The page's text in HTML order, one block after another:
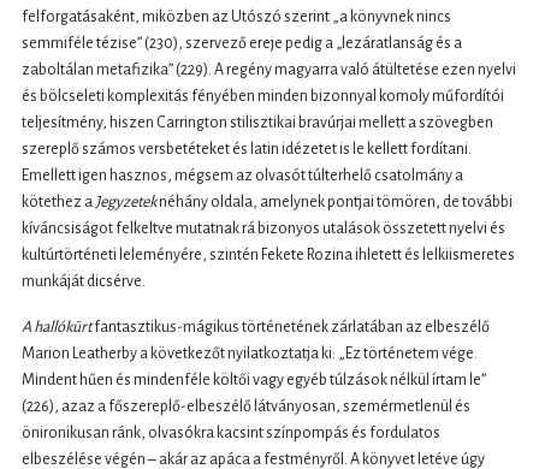
felforgatásaként, miközben az Utószó szerint „a könyvnek nincs
semmiféle tézise” (230), szervező ereje pedig a „lezáratlanság és a
zaboltálan metafizika” (229). A regény magyarra való átültetése ezen nyelvi
és bölcseleti komplexitás fényében minden bizonnyal komoly műfordítói
teljesítmény, hiszen Carrington stilisztikai bravúrjai mellett a szövegben
szereplő számos versbetéteket és latin idézetet is le kellett fordítani.
Emellett igen hasznos, mégsem az olvasót túlterhelő csatolmány a
kötethez a Jegyzeteknéhány oldala, amelynek pontjai tömören, de további
kíváncsiságot felkeltve mutatnak rá bizonyos utalások összetett nyelvi és
kultúrtörténeti leleményére, szintén Fekete Rozina ihletett és lelkiismeretes
munkáját dicsérve.
A hallókürtfantasztikus-mágikus történetének zárlatában az elbeszélő
Marion Leatherby a következőt nyilatkoztatja ki: „Ez történetem vége.
Mindent hűen és mindenféle költői vagy egyéb túlzások nélkül írtam le”
(226), azaz a főszereplő-elbeszélő látványosan, szemérmetlenül és
önironikusan ránk, olvasókra kacsint színpompás és fordulatos
elbeszélése végén – akár az apáca a festményről. A könyvet letéve úgy